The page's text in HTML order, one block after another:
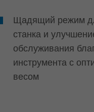
Щадящий режим
станка и
обслуживания
инструмента с
весом